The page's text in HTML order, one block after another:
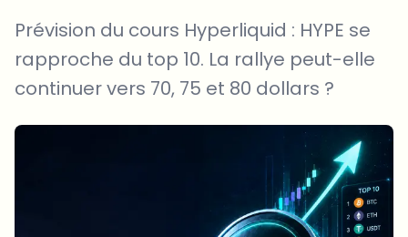
Prévision du cours Hyperliquid : HYPE se
rapproche du top 10. La rallye peut-elle
continuer vers 70, 75 et 80 dollars ?